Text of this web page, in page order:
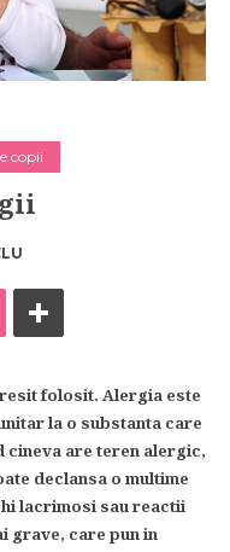
copii
folosit. Alergia este
la o substanta care
cineva are teren alergic,
declansa o multime
lacrimosi sau reactii
grave, care pun in